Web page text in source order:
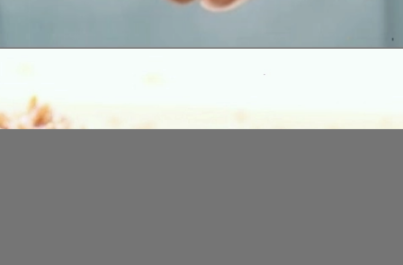
https://erci.edu.vn/tac-hai-cua-gao-lut-den